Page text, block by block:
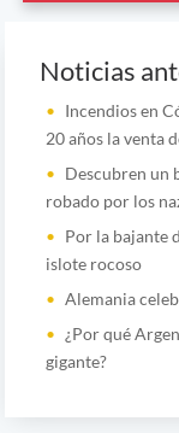
Noticias
Incendios en
20 años la venta
Descubren un
robado por los
Por la bajante
islote rocoso
Alemania
¿Por qué
gigante?